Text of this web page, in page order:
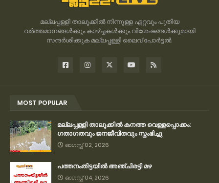
മല്ലപ്പള്ളി താലൂക്കിൽ നിന്നുള്ള ഏറ്റവും പുതിയ
വർത്തമാനങ്ങൾക്കും കാഴ്ച്ചകൾക്കും വിശേഷങ്ങൾക്കുമായി
സന്ദർശിക്കുക മല്ലപ്പള്ളി ലൈവ് പോർട്ടൽ.
MOST POPULAR
മല്ലപ്പള്ളി താലൂക്കിൽ കനത്ത വെള്ളപ്പൊക്കം:
ഗതാഗതവും ജനജീവിതവും സ്തംഭിച്ചു
ഓഗസ്റ്റ് 02, 2026
പത്തനംതിട്ടയിൽ അഞ്ചിരട്ടി മഴ
ഓഗസ്റ്റ് 04, 2026